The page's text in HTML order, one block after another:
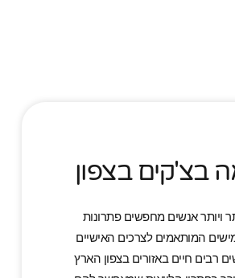
בצ'קים בצפון
ויותר אנשים מחפשים פתרונות
המותאמים לצרכים האישיים
רבים חיים באזורים בצפון הארץ